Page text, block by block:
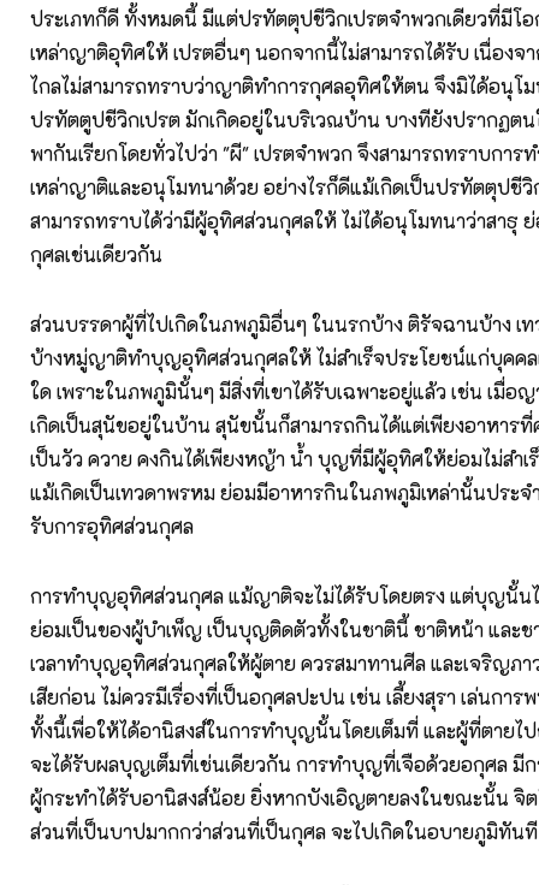
ประเภทก็ดี ทั้งหมดนี้ มีแต่ปรทัตตุปชีวิกเปรตจำพวกเดียวที่มีโ
เหล่าญาติอุทิศให้ เปรตอื่นๆ นอกจากนี้ไม่สามารถได้รับ เนื่องจ
ไกลไม่สามารถทราบว่าญาติทำการกุศลอุทิศให้ตน จึงมิได้อนุโ
ปรทัตตูปชีวิกเปรต มักเกิดอยู่ในบริเวณบ้าน บางทียังปรากฏต
พากันเรียกโดยทั่วไปว่า "ผี" เปรตจําพวก จึงสามารถทราบการ
เหล่าญาติและอนุโมทนาด้วย อย่างไรก็ดีแม้เกิดเป็นปรทัตตุปชีวิ
สามารถทราบได้ว่ามีผู้อุทิศส่วนกุศลให้ ไม่ได้อนุโมทนาว่าสาธุ
กุศลเช่นเดียวกัน
ส่วนบรรดาผู้ที่ไปเกิดในภพภูมิอื่นๆ ในนรกบ้าง ติรัจฉานบ้าง เ
บ้างหมู่ญาติทำบุญอุทิศส่วนกุศลให้ ไม่สำเร็จประโยชน์แก่บุคคล
ใด เพราะในภพภูมินั้นๆ มีสิ่งที่เขาได้รับเฉพาะอยู่แล้ว เช่น เมื่อ
เกิดเป็นสุนัขอยู่ในบ้าน สุนัขนั้นก็สามารถกินได้แต่เพียงอาหารที่
เป็นวัว ควาย คงกินได้เพียงหญ้า น้ำ บุญที่มีผู้อุทิศให้ย่อมไม่สำเ
แม้เกิดเป็นเทวดาพรหม ย่อมมีอาหารกินในภพภูมิเหล่านั้นประจ
รับการอุทิศส่วนกุศล
การทำบุญอุทิศส่วนกุศล แม้ญาติจะไม่ได้รับโดยตรง แต่บุญนั้น
ย่อมเป็นของผู้บำเพ็ญ เป็นบุญติดตัวทั้งในชาตินี้ ชาติหน้า และช
เวลาทําบุญอุทิศส่วนกุศลให้ผู้ตาย ควรสมาทานศีล และเจริญภา
เสียก่อน ไม่ควรมีเรื่องที่เป็นอกุศลปะปน เช่น เลี้ยงสุรา เล่นกา
ทั้งนี้เพื่อให้ได้อานิสงส์ในการทำบุญนั้นโดยเต็มที่ และผู้ที่ตายไ
จะได้รับผลบุญเต็มที่เช่นเดียวกัน การทำบุญที่เจือด้วยอกุศล มี
ผู้กระทำได้รับอานิสงส์น้อย ยิ่งหากบังเอิญตายลงในขณะนั้น จิต
ส่วนที่เป็นบาปมากกว่าส่วนที่เป็นกุศล จะไปเกิดในอบายภูมิทันที